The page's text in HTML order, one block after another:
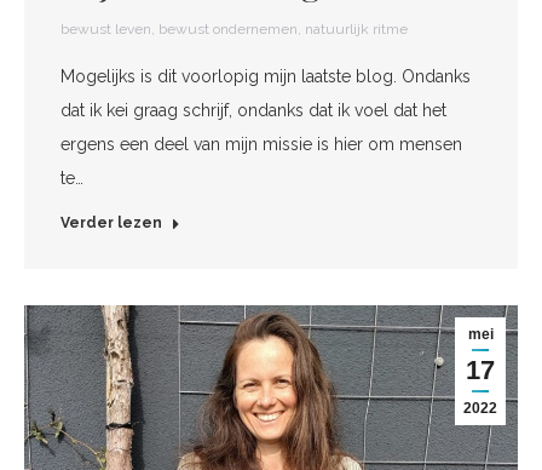
bewust leven, bewust ondernemen, natuurlijk ritme
Mogelijks is dit voorlopig mijn laatste blog. Ondanks
dat ik kei graag schrijf, ondanks dat ik voel dat het
ergens een deel van mijn missie is hier om mensen
te…
Verder lezen
mei
17
2022